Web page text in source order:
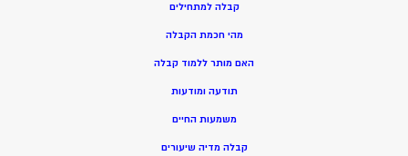
קבלה למתחילים
מהי חכמת הקבלה
האם מותר ללמוד קבלה
תודעה ומודעות
משמעות החיים
קבלה מדיה שיעורים